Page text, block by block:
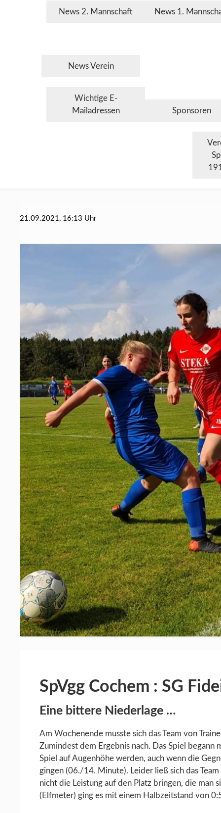
News 2. Mannschaft News 1.
News Verein
Wichtige E-
Mailadressen
Sponsoren
21.09.2021, 16:13 Uhr
SpVgg Cochem : SG
Eine bittere Niederlage …
Am Wochenende musste sich das Team von
Zumindest dem Ergebnis nach. Das Spiel begann
Spiel auf Augenhöhe werden, auch wenn die
gingen (06./14. Minute). Leider ließ sich das
nicht die Leistung auf den Platz bringen, die man
(Elfmeter) ging es mit einem Halbzeitstand von